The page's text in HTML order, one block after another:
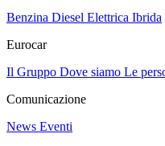
Benzina Diesel Elettrica Ibrida
Eurocar
Il Gruppo Dove siamo Le
Comunicazione
News Eventi